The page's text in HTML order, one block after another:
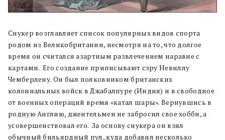
Снукер возглавляет список популярных видов спорта
родом из Великобритании, несмотря на то, что долгое
время он считался азартным развлечением наравне с
картами. Его создание приписывают сэру Невиллу
Чемберлену. Он был полковником британских
колониальных войск в Джабалпуре (Индия) и в свободное
от военных операций время «катал шары». Вернувшись в
родную Англию, джентельмен не забросил свое хобби, а
усовершенствовал его. За основу снукера он взял
обычный бильярдный пул, куда добавил несколько